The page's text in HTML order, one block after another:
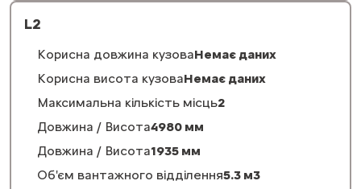
L2
Корисна довжина кузоваНемає даних
Корисна висота кузоваНемає даних
Максимальна кількість місць2
Довжина / Висота4980 мм
Довжина / Висота1935 мм
Об'єм вантажного відділення5.3 м3